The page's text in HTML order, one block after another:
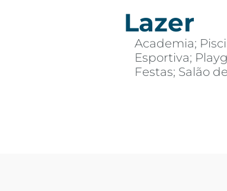
Lazer
Academia;
Esportiva;
Festas; Salão